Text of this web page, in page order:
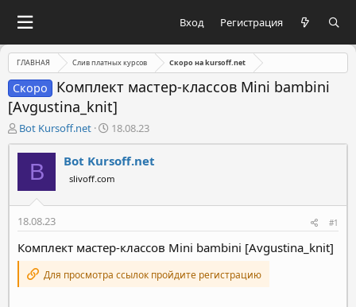
Вход Регистрация
ГЛАВНАЯ Слив платных курсов Скоро на kursoff.net
Скоро
Комплект мастер-классов Mini bambini
[Avgustina_knit]
А
в
т
м
ы
Bot Kursoff.net
Д
а
т
а
н
а
а
18.08.23
B Bot Kursoff.net
slivoff.com
18.08.23 #1
Комплект мастер-классов Mini bambini [Avgustina_knit]
Для просмотра ссылок пройдите регистрацию